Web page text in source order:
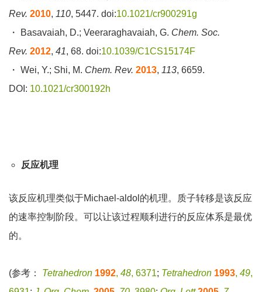
Rev. 2010, 110, 5447. doi:10.1021/cr900291g
・ Basavaiah, D.; Veeraraghavaiah, G. Chem. Soc.
Rev. 2012, 41, 68. doi:10.1039/C1CS15174F
・ Wei, Y.; Shi, M. Chem. Rev. 2013, 113, 6659.
DOI: 10.1021/cr300192h
反应机理
该反应机理类似于Michael-aldol的机理。质子转移是该反应
的速率控制阶段。可以让该过程顺利进行的反应体系是最优
的。
(参考： Tetrahedron 1992, 48, 6371; Tetrahedron 1993, 49,